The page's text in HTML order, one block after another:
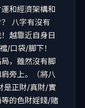
和經濟架構和
八字有沒有
越靠近自身日
/口袋/脚下！
，雖然沒有脚
旁上。（將八
是正財/真財/實
的色財婬錢/賭